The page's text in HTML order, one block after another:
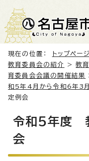
現在の位置： トップページ
教育委員会の紹介
>教
育委員会会議の開催結果
和5年4月から令和6年3月
定例会
令和5年度
会